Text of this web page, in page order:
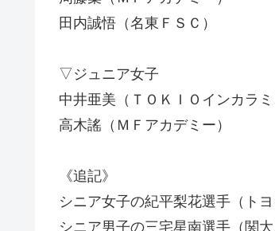
田内誠悟（名東ＦＳＣ）
▽ジュニア女子
中井亜美（ＴＯＫＩＯインカラミ
高木謠（ＭＦアカデミー）
《追記》
シニア女子の紀平梨花選手（ト
シニア男子の三宅星南選手（関